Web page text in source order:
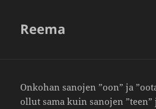
Reema
Onkohan sanojen ”oon” ja
ollut sama kuin sanojen ”teen”